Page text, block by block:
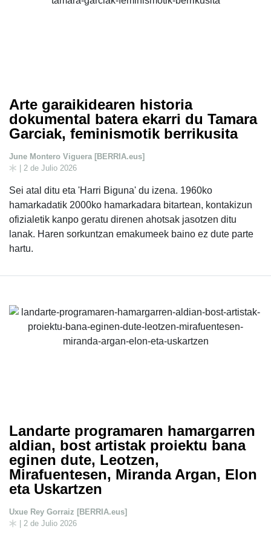
Arte garaikidearen historia
dokumental batera ekarri du Tamara
Garciak, feminismotik berrikusita
June Montero Viguera [BERRIA.eus]
| 2 de Julio 2026
Sei atal ditu eta 'Harri Biguna' du izena. 1960ko
hamarkadatik 2000ko hamarkadara bitartean, kontakizun
ofizialetik kanpo geratu direnen ahotsak jasotzen ditu
lanak. Haren sorkuntzan emakumeek baino ez dute parte
hartu.
Landarte programaren hamargarren
aldian, bost artistak proiektu bana
eginen dute, Leotzen,
Mirafuentesen, Miranda Argan, Elon
eta Uskartzen
Uxue Rey Gorraiz [BERRIA.eus]
| 2 de Julio 2026